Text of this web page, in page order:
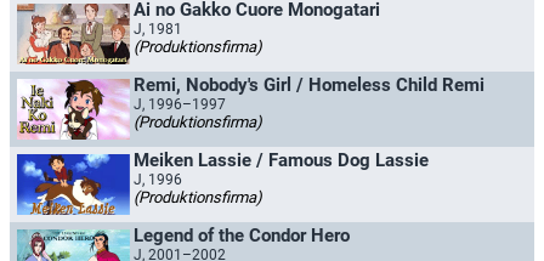
Ai no Gakko Cuore Monogatari
J, 1981
(Produktionsfirma)
Remi, Nobody's Girl / Homeless Child Remi
J, 1996–1997
(Produktionsfirma)
Meiken Lassie / Famous Dog Lassie
J, 1996
(Produktionsfirma)
Legend of the Condor Hero
J, 2001–2002